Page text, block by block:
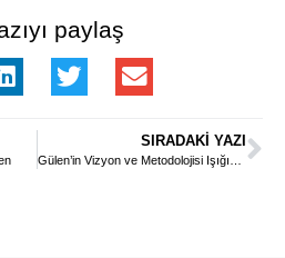
paylaş
SIRADAKI YAZI